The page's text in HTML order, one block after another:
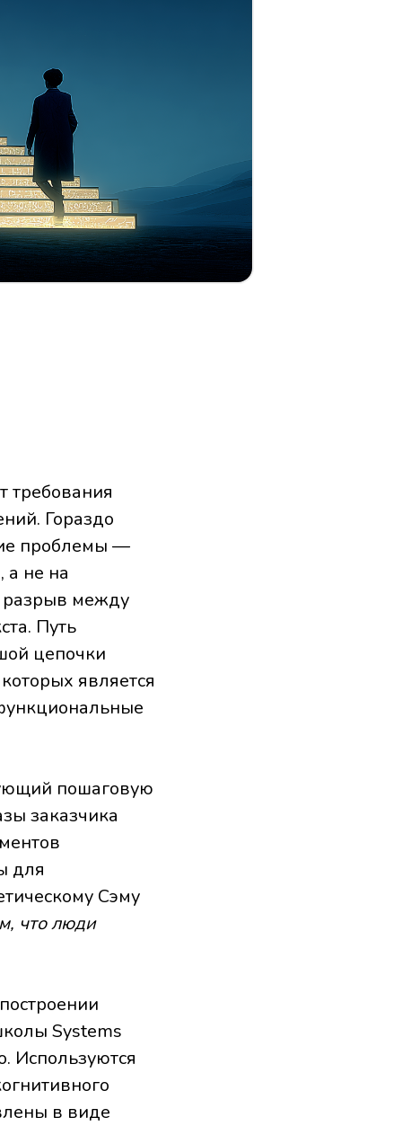
требования
Гораздо
проблемы —
а не на
разрыв между
Путь
цепочки
является
пошаговую
заказчика
для
Сэму
что люди
Systems
Используются
в виде